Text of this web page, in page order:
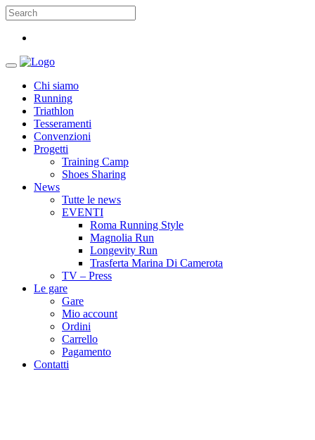
Chi siamo
Running
Triathlon
Tesseramenti
Convenzioni
Progetti
Training Camp
Shoes Sharing
News
Tutte le news
EVENTI
Roma Running Style
Magnolia Run
Longevity Run
Trasferta Marina Di Camerota
TV – Press
Le gare
Gare
Mio account
Ordini
Carrello
Pagamento
Contatti